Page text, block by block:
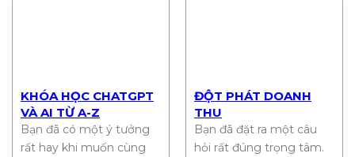
KHÓA HỌC CHATGPT
VÀ AI TỪ A-Z
Bạn đã có một ý tưởng
rất hay khi muốn cùng
ĐỘT PHÁT DOANH
THU
Bạn đã đặt ra một câu
hỏi rất đúng trọng tâm.